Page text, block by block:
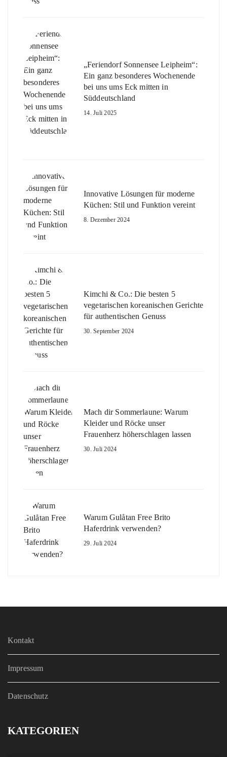
„Feriendorf Sonnensee Leipheim“:
Ein ganz besonderes Wochenende
bei uns ums Eck mitten in
Süddeutschland
14. Juli 2025
Innovative Lösungen für moderne
Küchen: Stil und Funktion vereint
8. Dezember 2024
Kimchi & Co.: Die besten 5
vegetarischen koreanischen Gerichte
für authentischen Genuss
30. September 2024
Mach dir Sommerlaune: Warum
Kleider und Röcke unser
Frauenherz höherschlagen lassen
30. Juli 2024
Warum Gulåtan Free Brito
Haferdrink verwenden?
29. Juli 2024
Kontakt
Impressum
Datenschutz
KATEGORIEN